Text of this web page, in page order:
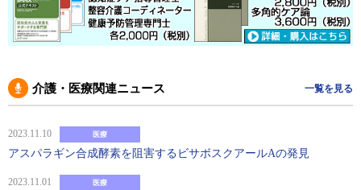
介護・医療関連ニュース 一覧を見る
2023.11.10 医療
アスパラギン合成酵素を阻害するビサボスクアールAの発見
2023.11.01 医療